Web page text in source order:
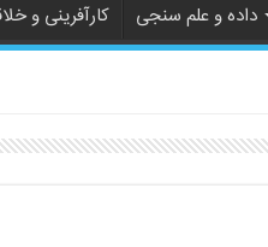
داده و علم سنجی کارآفرینی و